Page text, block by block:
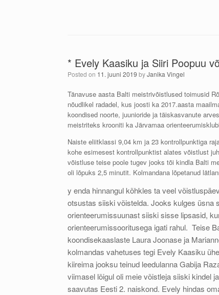
* Evely Kaasiku ja Siiri Poopuu
Posted on 11. juuni 2019 byJanika Vingel
Tänavuse aasta Balti meistrivõistlused toimusid
nõudlikel radadel, kus joosti ka 2017.aasta
koondised noorte, juunioride ja täiskasvanute
meistriteks krooniti ka Järvamaa
Naiste eliitklassi 9,04 km ja 23 kontrollpunktiga
kohe esimesest kontrollpunktist alates võistlust
võistluse teise poole tugev jooks tõi kindla Balti
oli lõpuks 2,5 minutit. Kolmandana lõpetanud
y enda hinnangul kõhkles ta veel
otsustas siiski võistelda. Jooks kulges üsna
orienteerumissuunast siiski sisse lipsasid,
orienteerumissooritusega igati rahul. Teise
koondisekaaslaste Laura Joonase ja
kolmandas vahetuses tegi Evely Kaasiku
kiireima jooksu teinud leedulanna Gabija
viimasel lõigul oli meie võistleja siiski kindel
saavutas Eesti 2. naiskond. Evely hindas